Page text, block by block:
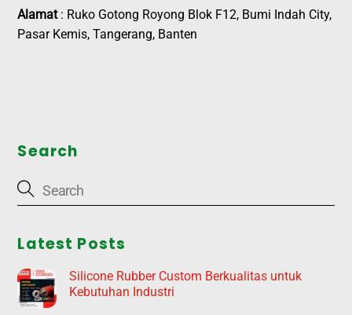
Alamat: Ruko Gotong Royong Blok F12, Bumi Indah City,
Pasar Kemis, Tangerang, Banten
Search
Latest Posts
Silicone Rubber Custom Berkualitas untuk
Kebutuhan Industri